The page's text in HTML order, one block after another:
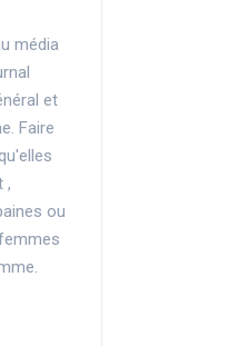
média
et
Faire
,
ou